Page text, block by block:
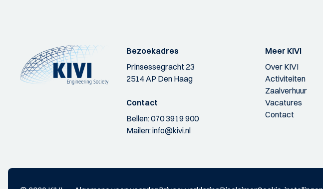
Bezoekadres
Prinsessegracht 23
2514 AP Den Haag
Contact
Bellen:070 3919 900
Mailen:info@kivi.nl
Meer KIVI
Over KIVI
Activiteiten
Zaalverhuur
Vacatures
Contact